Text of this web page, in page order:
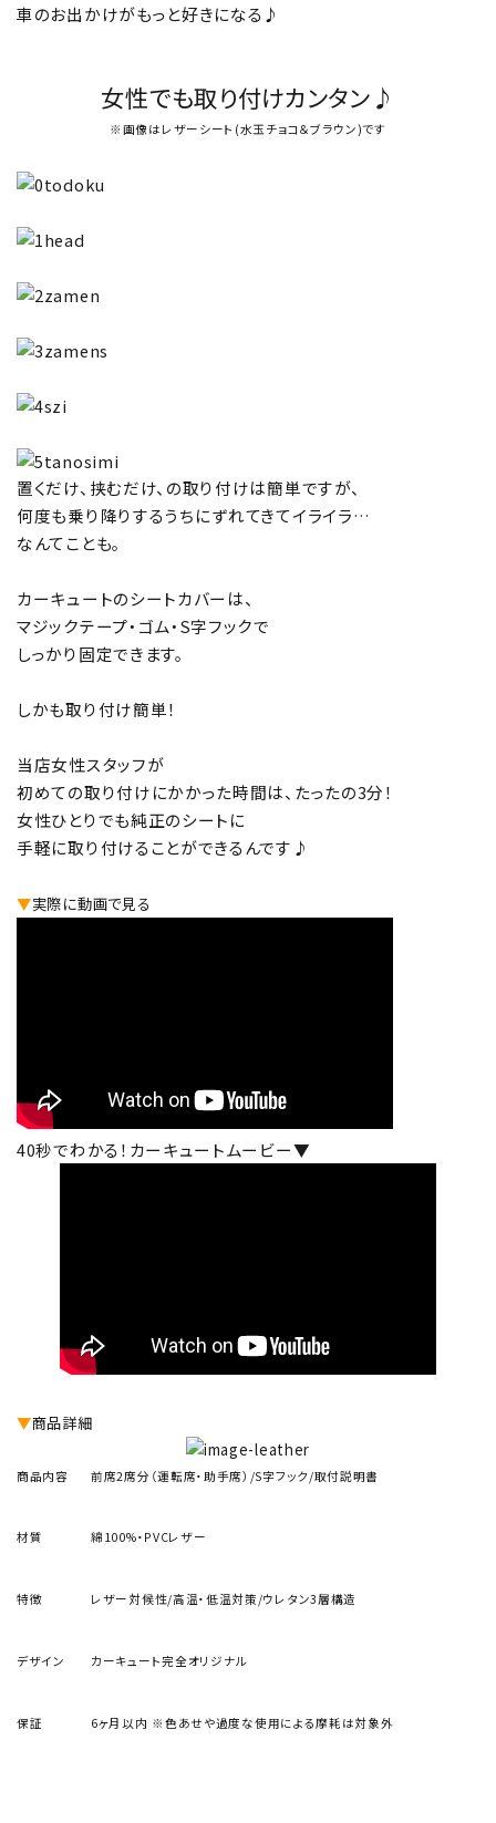
車のお出かけがもっと好きになる♪
女性でも取り付けカンタン♪
※画像はレザーシート(水玉チョコ＆ブラウン)です
置くだけ、挟むだけ、の取り付けは簡単ですが、
何度も乗り降りするうちにずれてきてイライラ…
なんてことも。
カーキュートのシートカバーは、
マジックテープ・ゴム・S字フックで
しっかり固定できます。
しかも取り付け簡単！
当店女性スタッフが
初めての取り付けにかかった時間は、たったの3分！
女性ひとりでも純正のシートに
手軽に取り付けることができるんです♪
▼実際に動画で見る
40秒でわかる！カーキュートムービー▼
▼商品詳細
商品内容 前席2席分（運転席・助手席）/S字フック/取付説明書
材質 綿100%・PVCレザー
特徴 レザー対候性/高温・低温対策/ウレタン3層構造
デザイン カーキュート完全オリジナル
保証 6ヶ月以内 ※色あせや過度な使用による摩耗は対象外